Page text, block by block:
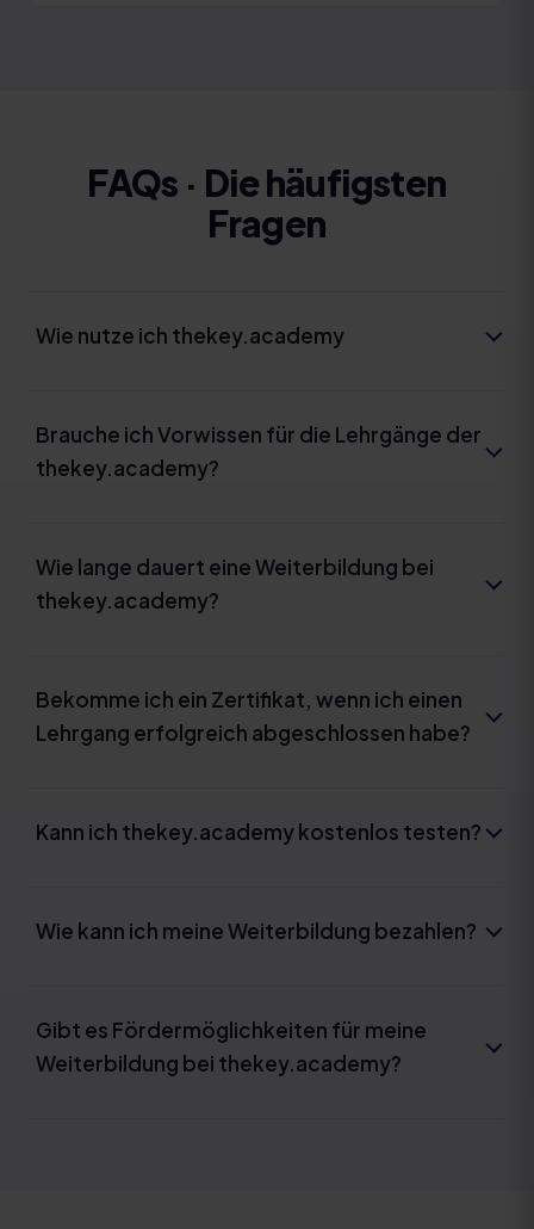
FAQs · Die häufigsten
Fragen
Wie nutze ich thekey.academy
Brauche ich Vorwissen für die Lehrgänge der
thekey.academy?
Wie lange dauert eine Weiterbildung bei
thekey.academy?
Bekomme ich ein Zertifikat, wenn ich einen
Lehrgang erfolgreich abgeschlossen habe?
Kann ich thekey.academy kostenlos testen?
Wie kann ich meine Weiterbildung bezahlen?
Gibt es Fördermöglichkeiten für meine
Weiterbildung bei thekey.academy?